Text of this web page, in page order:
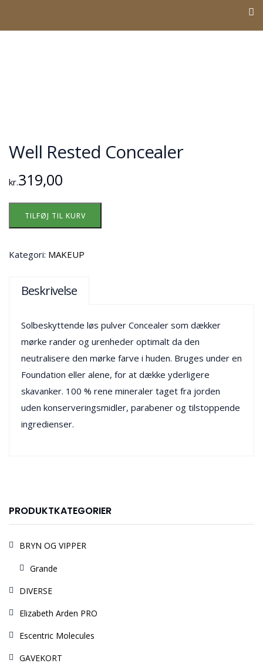
Well Rested Concealer
kr.319,00
TILFØJ TIL KURV
Kategori: MAKEUP
Beskrivelse
Solbeskyttende løs pulver Concealer som dækker
mørke rander og urenheder optimalt da den
neutralisere den mørke farve i huden. Bruges under en
Foundation eller alene, for at dække yderligere
skavanker. 100 % rene mineraler taget fra jorden
uden konserveringsmidler, parabener og tilstoppende
ingredienser.
PRODUKTKATEGORIER
BRYN OG VIPPER
Grande
DIVERSE
Elizabeth Arden PRO
Escentric Molecules
GAVEKORT